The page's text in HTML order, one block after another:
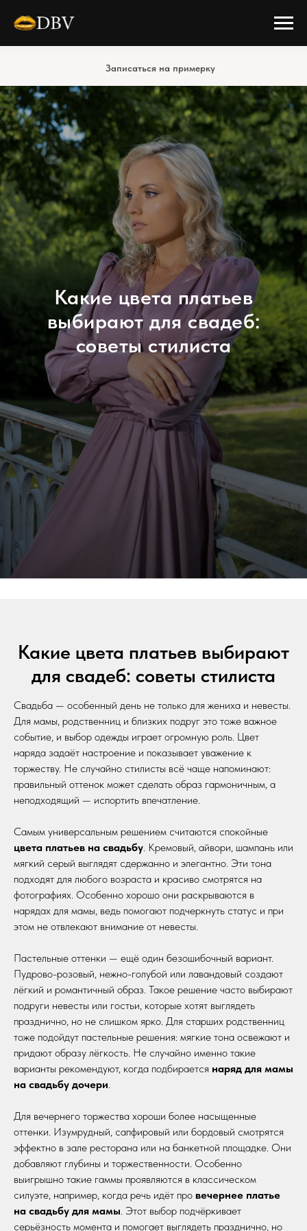
Записаться на примерку
Какие цвета платьев
выбирают для свадеб:
советы стилиста
Какие цвета платьев выбирают
для свадеб: советы стилиста
Свадьба — особенный день не только для жениха и невесты.
Для мамы, родственниц и близких подруг это тоже важное
событие, и выбор одежды играет огромную роль. Цвет
наряда задаёт настроение и показывает уважение к
торжеству. Не случайно стилисты всё чаще напоминают:
правильный оттенок может сделать образ гармоничным, а
неподходящий — испортить впечатление.
Самым универсальным решением считаются спокойные
цвета платьев на свадьбу . Кремовый, айвори, шампань или
мягкий серый выглядят сдержанно и элегантно. Эти тона
подходят для любого возраста и красиво смотрятся на
фотографиях. Особенно хорошо они раскрываются в
нарядах для мамы, ведь помогают подчеркнуть статус и при
этом не отвлекают внимание от невесты.
Пастельные оттенки — ещё один безошибочный вариант.
Пудрово-розовый, нежно-голубой или лавандовый создают
лёгкий и романтичный образ. Такое решение часто выбирают
подруги невесты или гостьи, которые хотят выглядеть
празднично, но не слишком ярко. Для старших родственниц
тоже подойдут пастельные решения: мягкие тона освежают и
придают образу лёгкость. Не случайно именно такие
варианты рекомендуют, когда подбирается наряд для мамы
на свадьбу дочери
Для вечернего торжества хороши более насыщенные
оттенки. Изумрудный, сапфировый или бордовый смотрятся
эффектно в зале ресторана или на банкетной площадке. Они
добавляют глубины и торжественности. Особенно
выигрышно такие гаммы проявляются в классическом
силуэте, например, когда речь идёт про вечернее платье
на свадьбу для мамы . Этот выбор подчёркивает
серьёзность момента и помогает выглядеть празднично, но